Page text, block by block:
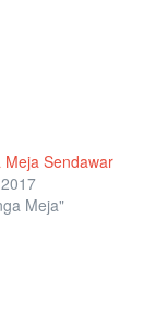
Meja Sendawar
Meja"